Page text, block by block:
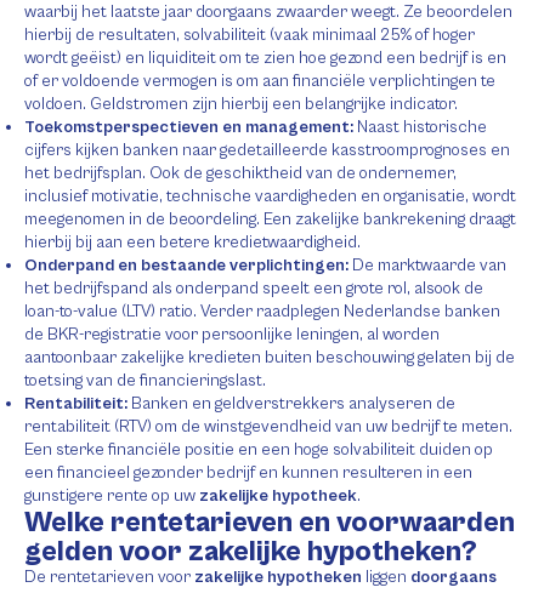
waarbij het laatste jaar doorgaans zwaarder weegt. Ze beoordelen
hierbij de resultaten, solvabiliteit (vaak minimaal 25% of hoger
wordt geëist) en liquiditeit om te zien hoe gezond een bedrijf is en
of er voldoende vermogen is om aan financiële verplichtingen te
voldoen. Geldstromen zijn hierbij een belangrijke indicator.
Toekomstperspectieven en management: Naast historische
cijfers kijken banken naar gedetailleerde kasstroomprognoses en
het bedrijfsplan. Ook de geschiktheid van de ondernemer,
inclusief motivatie, technische vaardigheden en organisatie, wordt
meegenomen in de beoordeling. Een zakelijke bankrekening draagt
hierbij bij aan een betere kredietwaardigheid.
Onderpand en bestaande verplichtingen: De marktwaarde van
het bedrijfspand als onderpand speelt een grote rol, alsook de
loan-to-value (LTV) ratio. Verder raadplegen Nederlandse banken
de BKR-registratie voor persoonlijke leningen, al worden
aantoonbaar zakelijke kredieten buiten beschouwing gelaten bij de
toetsing van de financieringslast.
Rentabiliteit: Banken en geldverstrekkers analyseren de
rentabiliteit (RTV) om de winstgevendheid van uw bedrijf te meten.
Een sterke financiële positie en een hoge solvabiliteit duiden op
een financieel gezonder bedrijf en kunnen resulteren in een
gunstigere rente op uw zakelijke hypotheek.
Welke rentetarieven en voorwaarden
gelden voor zakelijke hypotheken?
De rentetarieven voor zakelijke hypotheken liggen doorgaans